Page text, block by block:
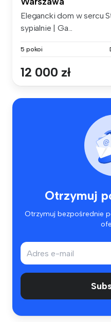
Elegancki dom w sercu
sypialnie | Ga...
5 pokoi
12 000 zł
Otrzymuj
Otrzymuj bezpośrednie